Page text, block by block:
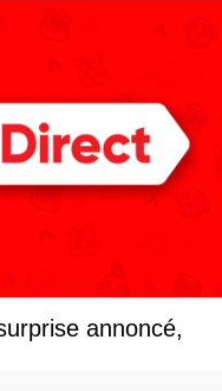
annoncé,